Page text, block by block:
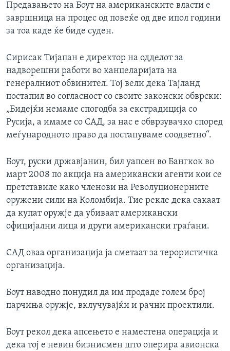
Предавањето на Боут на американските власти е
завршница на процес од повеќе од две ипол години
за тоа каде ќе биде суден.
Сирисак Тијапан е директор на одделот за
надворешни работи во канцеларијата на
генералниот обвинител. Тој вели дека Тајланд
постапил во согласност со своите законски обврски:
„Бидејќи немаме спогодба за екстрадиција со
Русија, а имаме со САД, за нас е обврзувачко според
меѓународното право да постапуваме соодветно“.
Боут, руски државјанин, бил уапсен во Бангкок во
март 2008 по акција на американски агенти кои се
претставиле како членови на Револуционерните
оружени сили на Коломбија. Тие рекле дека сакаат
да купат оружје да убиваат американски
официјални лица и други американски граѓани.
САД оваа организација ја сметаат за терористичка
организација.
Боут наводно понудил да им продаде голем број
парчиња оружје, вклучувајќи и рачни проектили.
Боут рекол дека апсењето е наместена операција и
дека тој е невин бизнисмен што оперира авионска